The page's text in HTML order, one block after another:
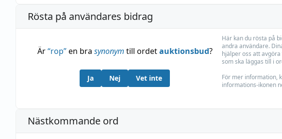
Rösta på användares bidrag
Är“rop”en bra synonym till ordetauktionsbud?
Ja Nej Vet inte
Här kan du rösta på
andra användare.
hjälper oss att
som ska läggas till i
För mer information,
informations-ikonen
Nästkommande ord